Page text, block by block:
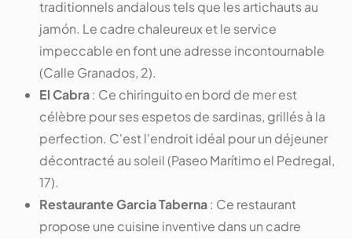
traditionnels andalous tels que les artichauts au
jamón. Le cadre chaleureux et le service
impeccable en font une adresse incontournable
(Calle Granados, 2).
El Cabra: Ce chiringuito en bord de mer est
célèbre pour ses espetos de sardinas, grillés à la
perfection. C'est l'endroit idéal pour un déjeuner
décontracté au soleil (Paseo Marítimo el Pedregal,
17).
Restaurante Garcia Taberna: Ce restaurant
propose une cuisine inventive dans un cadre